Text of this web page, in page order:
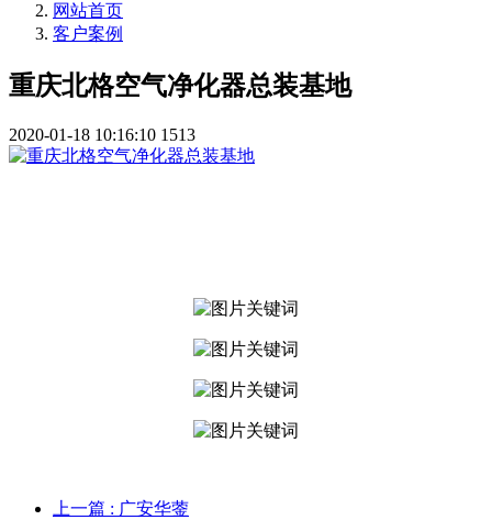
网站首页
客户案例
重庆北格空气净化器总装基地
2020-01-18 10:16:10 1513
上一篇 : 广安华蓥